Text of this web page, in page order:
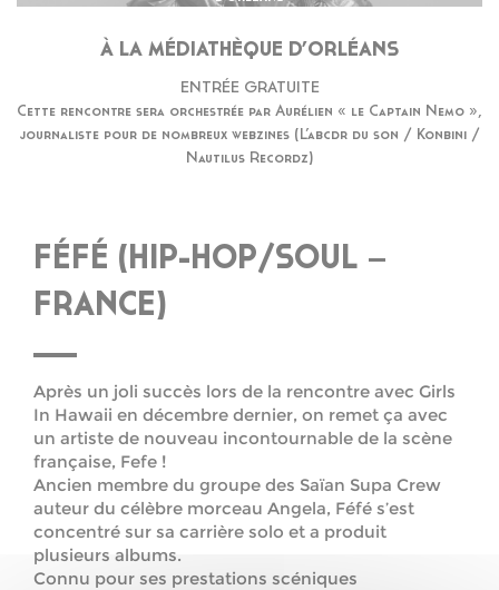
À LA MÉDIATHÈQUE D’ORLÉANS
ENTRÉE GRATUITE
Cette rencontre sera orchestrée par Aurélien « le Captain Nemo »,
journaliste pour de nombreux webzines (L’abcdr du son / Konbini /
Nautilus Recordz)
FÉFÉ (HIP-HOP/SOUL –
FRANCE)
Après un joli succès lors de la rencontre avec Girls
In Hawaii en décembre dernier, on remet ça avec
un artiste de nouveau incontournable de la scène
française, Fefe !
Ancien membre du groupe des Saïan Supa Crew
auteur du célèbre morceau Angela, Féfé s’est
concentré sur sa carrière solo et a produit
plusieurs albums.
Connu pour ses prestations scéniques